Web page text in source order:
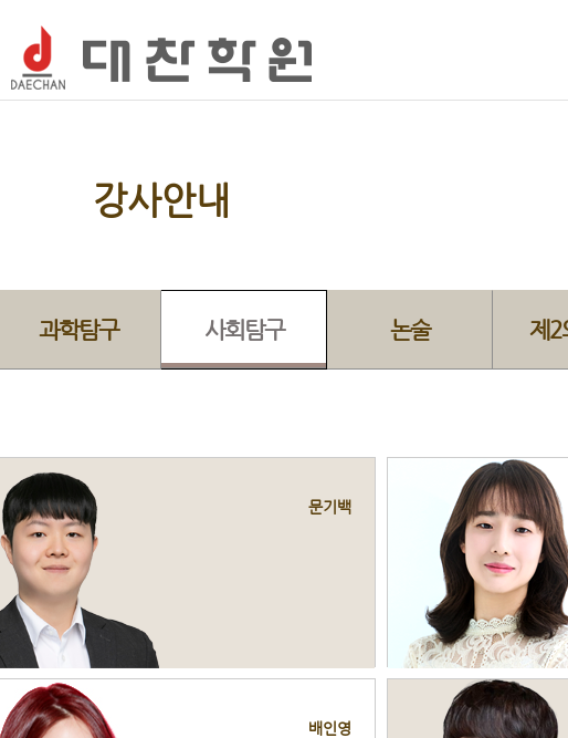
강사안내
과학탐구 사회탐구 논술 제2
문기백
배인영